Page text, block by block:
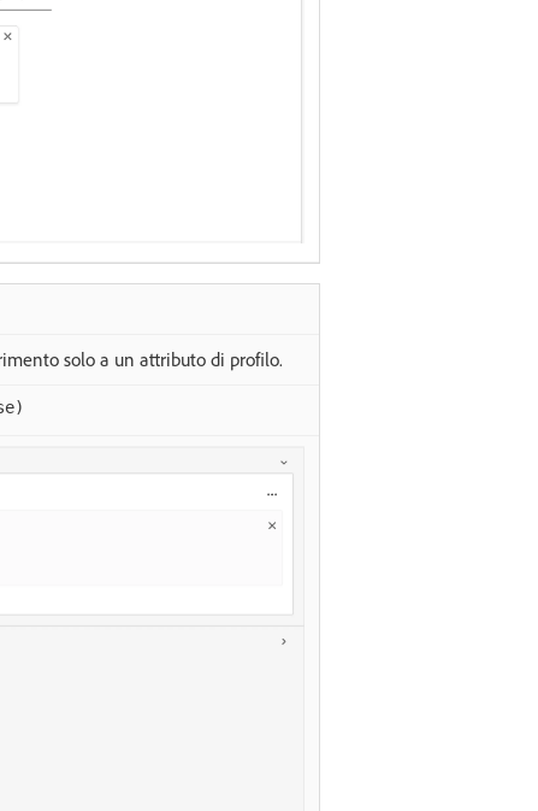
solo a un attributo di profilo.